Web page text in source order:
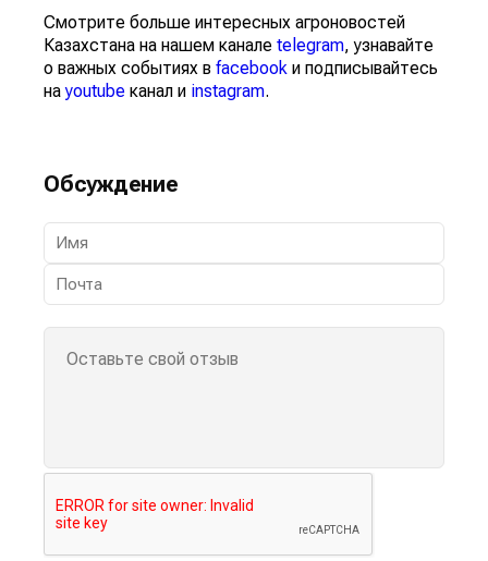
Смотрите больше интересных агроновостей
Казахстана на нашем канале telegram, узнавайте
о важных событиях в facebook и подписывайтесь
наyoutube канал и instagram.
Обсуждение